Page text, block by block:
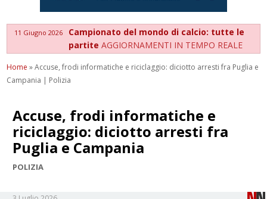
11 Giugno 2026
Campionato del mondo di calcio: tutte le
partiteAGGIORNAMENTI IN TEMPO REALE
Home »Accuse, frodi informatiche e riciclaggio: diciotto arresti fra Puglia e
Campania | Polizia
Accuse, frodi informatiche e
riciclaggio: diciotto arresti fra
Puglia e Campania
POLIZIA